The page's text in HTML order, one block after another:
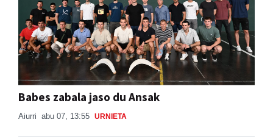
Babes zabala jaso du Ansak
Aiurri abu 07, 13:55 URNIETA